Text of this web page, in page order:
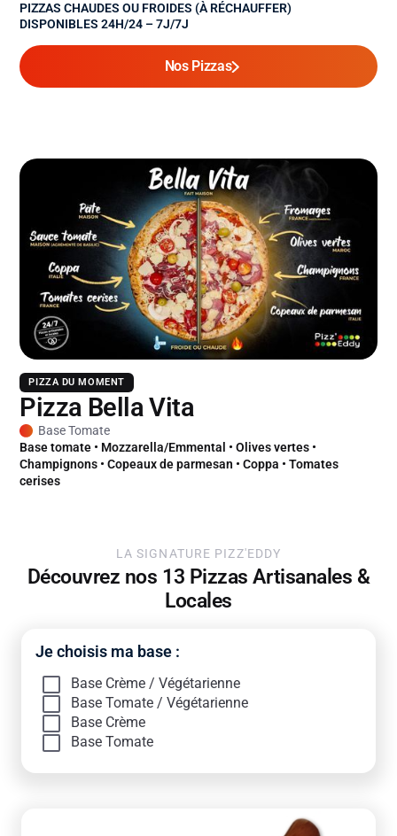
PIZZAS CHAUDES OU FROIDES (À RÉCHAUFFER)
DISPONIBLES 24H/24 – 7J/7J
Nos Pizzas
PIZZA DU MOMENT
Pizza Bella Vita
Base Tomate
Base tomate • Mozzarella/Emmental • Olives vertes •
Champignons • Copeaux de parmesan • Coppa • Tomates
cerises
LA SIGNATURE PIZZ'EDDY
Découvrez nos 13 Pizzas Artisanales &
Locales
Je choisis ma base :
Base Crème / Végétarienne
Base Tomate / Végétarienne
Base Crème
Base Tomate